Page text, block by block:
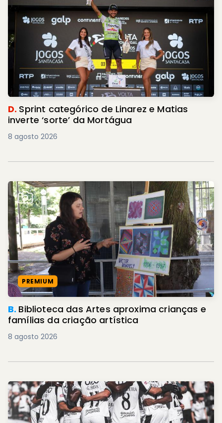
D. Sprint categórico de Linarez e Matias
inverte ‘sorte’ da Mortágua
8 agosto 2026
PREMIUM
B. Biblioteca das Artes aproxima crianças e
famílias da criação artística
8 agosto 2026